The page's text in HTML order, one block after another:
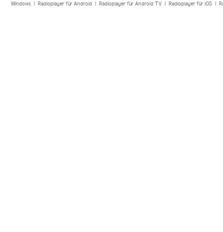
Windows| Radioplayer für Android| Radioplayer für Android TV| Radioplayer für iOS|